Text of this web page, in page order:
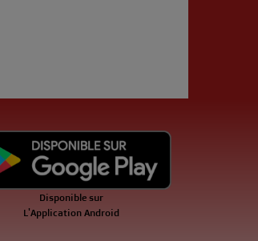
Disponible sur
L'Application Android